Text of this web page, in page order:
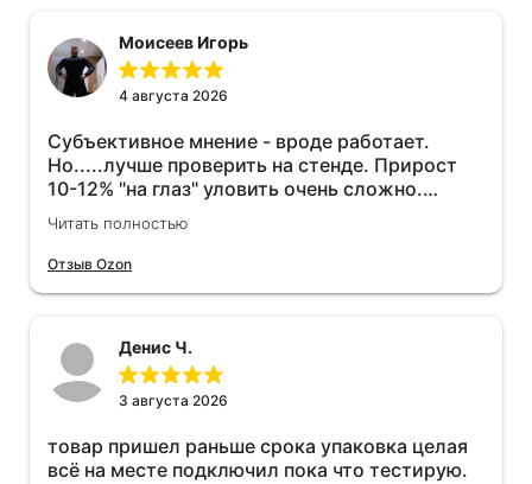
Моисеев Игорь
4 августа 2026
Субъективное мнение - вроде работает.
Но.....лучше проверить на стенде. Прирост
10-12% "на глаз" уловить очень сложно.
Покатаюсь, потом отключу и посмотрю, что
будет 😁.
Читать полностью
Отзыв Ozon
Денис Ч.
3 августа 2026
товар пришел раньше срока упаковка целая
всё на месте подключил пока что тестирую.